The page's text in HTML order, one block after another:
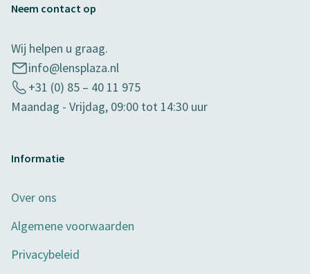
Neem contact op
Wij helpen u graag.
info@lensplaza.nl
+31 (0) 85 – 40 11 975
Maandag - Vrijdag, 09:00 tot 14:30 uur
Informatie
Over ons
Algemene voorwaarden
Privacybeleid